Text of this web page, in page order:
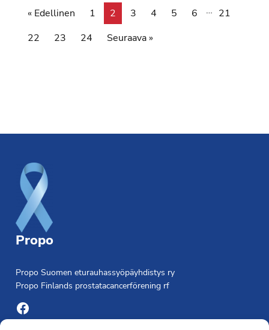
« Edellinen 1 2 3 4 5 6 … 21
22
23 24 Seuraava »
Propo
Propo Suomen eturauhassyöpäyhdistys ry
Propo Finlands prostatacancerförening rf
Facebook